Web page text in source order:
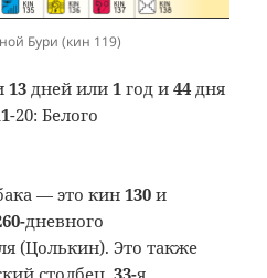
Бури (кин 119)
13 дней или1 год и44 дня
-20: Белого
— это кин130 и
дневного
(Цолькин). Это также
столбец,33-я